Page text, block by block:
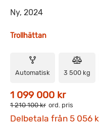
Ny, 2024
Trollhättan
Automatisk 3 500 kg
1 099 000 kr
1 210 100 kr ord. pris
Delbetala från 5 056